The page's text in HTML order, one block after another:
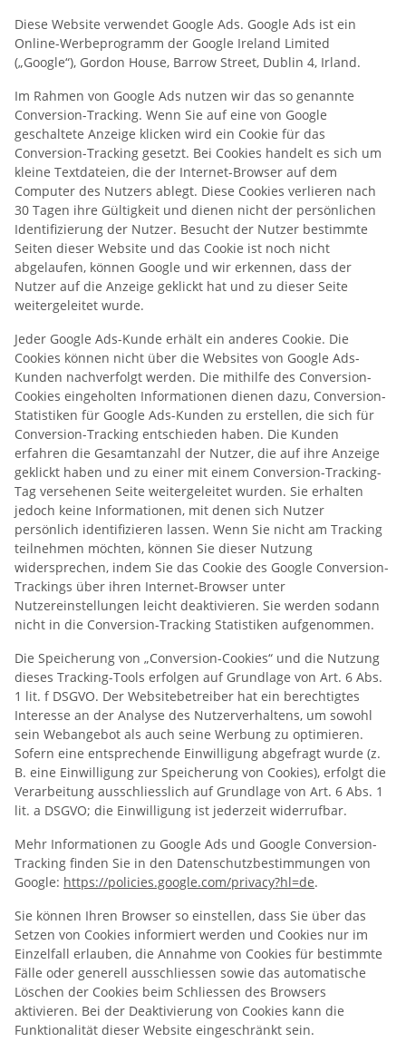
Diese Website verwendet Google Ads. Google Ads ist ein
Online-Werbeprogramm der Google Ireland Limited
(„Google“), Gordon House, Barrow Street, Dublin 4, Irland.
Im Rahmen von Google Ads nutzen wir das so genannte
Conversion-Tracking. Wenn Sie auf eine von Google
geschaltete Anzeige klicken wird ein Cookie für das
Conversion-Tracking gesetzt. Bei Cookies handelt es sich um
kleine Textdateien, die der Internet-Browser auf dem
Computer des Nutzers ablegt. Diese Cookies verlieren nach
30 Tagen ihre Gültigkeit und dienen nicht der persönlichen
Identifizierung der Nutzer. Besucht der Nutzer bestimmte
Seiten dieser Website und das Cookie ist noch nicht
abgelaufen, können Google und wir erkennen, dass der
Nutzer auf die Anzeige geklickt hat und zu dieser Seite
weitergeleitet wurde.
Jeder Google Ads-Kunde erhält ein anderes Cookie. Die
Cookies können nicht über die Websites von Google Ads-
Kunden nachverfolgt werden. Die mithilfe des Conversion-
Cookies eingeholten Informationen dienen dazu, Conversion-
Statistiken für Google Ads-Kunden zu erstellen, die sich für
Conversion-Tracking entschieden haben. Die Kunden
erfahren die Gesamtanzahl der Nutzer, die auf ihre Anzeige
geklickt haben und zu einer mit einem Conversion-Tracking-
Tag versehenen Seite weitergeleitet wurden. Sie erhalten
jedoch keine Informationen, mit denen sich Nutzer
persönlich identifizieren lassen. Wenn Sie nicht am Tracking
teilnehmen möchten, können Sie dieser Nutzung
widersprechen, indem Sie das Cookie des Google Conversion-
Trackings über ihren Internet-Browser unter
Nutzereinstellungen leicht deaktivieren. Sie werden sodann
nicht in die Conversion-Tracking Statistiken aufgenommen.
Die Speicherung von „Conversion-Cookies“ und die Nutzung
dieses Tracking-Tools erfolgen auf Grundlage von Art. 6 Abs.
1 lit. f DSGVO. Der Websitebetreiber hat ein berechtigtes
Interesse an der Analyse des Nutzerverhaltens, um sowohl
sein Webangebot als auch seine Werbung zu optimieren.
Sofern eine entsprechende Einwilligung abgefragt wurde (z.
B. eine Einwilligung zur Speicherung von Cookies), erfolgt die
Verarbeitung ausschliesslich auf Grundlage von Art. 6 Abs. 1
lit. a DSGVO; die Einwilligung ist jederzeit widerrufbar.
Mehr Informationen zu Google Ads und Google Conversion-
Tracking finden Sie in den Datenschutzbestimmungen von
Google: https://policies.google.com/privacy?hl=de.
Sie können Ihren Browser so einstellen, dass Sie über das
Setzen von Cookies informiert werden und Cookies nur im
Einzelfall erlauben, die Annahme von Cookies für bestimmte
Fälle oder generell ausschliessen sowie das automatische
Löschen der Cookies beim Schliessen des Browsers
aktivieren. Bei der Deaktivierung von Cookies kann die
Funktionalität dieser Website eingeschränkt sein.